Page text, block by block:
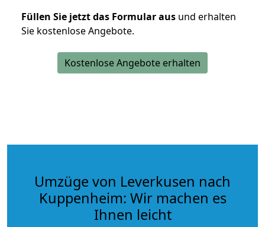
Füllen Sie jetzt das Formular aus und erhalten
Sie kostenlose Angebote.
Kostenlose Angebote erhalten
Umzüge von Leverkusen nach
Kuppenheim: Wir machen es
Ihnen leicht